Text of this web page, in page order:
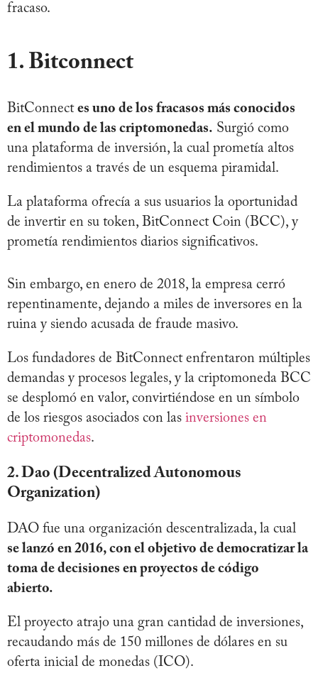
fracaso.
1. Bitconnect
BitConnect es uno de los fracasos más conocidos
en el mundo de las criptomonedas. Surgió como
una plataforma de inversión, la cual prometía altos
rendimientos a través de un esquema piramidal.
La plataforma ofrecía a sus usuarios la oportunidad
de invertir en su token, BitConnect Coin (BCC), y
prometía rendimientos diarios significativos.
Sin embargo, en enero de 2018, la empresa cerró
repentinamente, dejando a miles de inversores en la
ruina y siendo acusada de fraude masivo.
Los fundadores de BitConnect enfrentaron múltiples
demandas y procesos legales, y la criptomoneda BCC
se desplomó en valor, convirtiéndose en un símbolo
de los riesgos asociados con las inversiones en
criptomonedas.
2. Dao (Decentralized Autonomous
Organization)
DAO fue una organización descentralizada, la cual
se lanzó en 2016, con el objetivo de democratizar la
toma de decisiones en proyectos de código
abierto.
El proyecto atrajo una gran cantidad de inversiones,
recaudando más de 150 millones de dólares en su
oferta inicial de monedas (ICO).